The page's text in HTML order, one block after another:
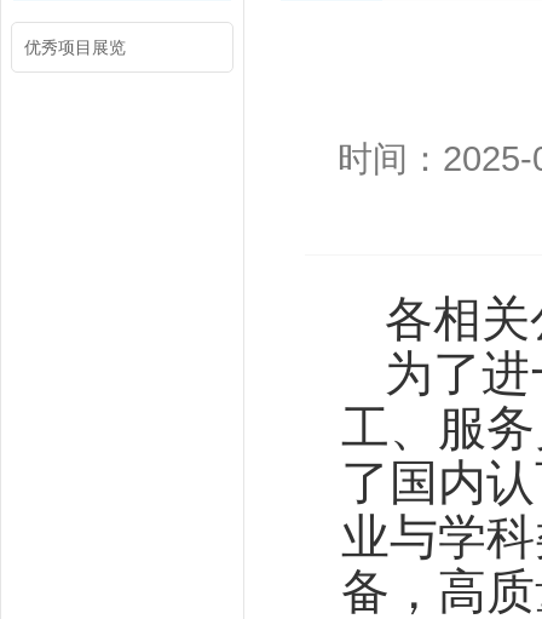
优秀项目展览
时间：2025-
各相
为了
工、服
了国内
业与学
备，高